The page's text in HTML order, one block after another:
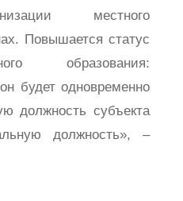
местного
Повышается статус
образования:
будет одновременно
должность субъекта
должность», –